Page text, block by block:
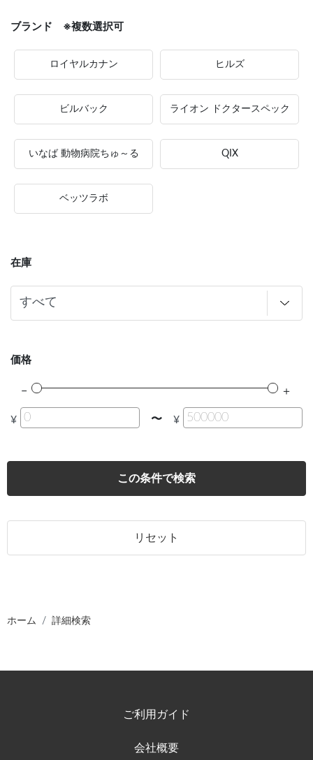
ブランド ※複数選択可
ロイヤルカナン ヒルズ
ビルバック ライオン ドクタースペック
いなば 動物病院ちゅ～る QIX
ベッツラボ
在庫
価格
¥ 〜 ¥
この条件で検索
リセット
ホーム 詳細検索
ご利用ガイド
会社概要